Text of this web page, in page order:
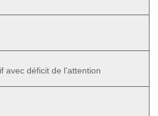
avec déficit de l’attention